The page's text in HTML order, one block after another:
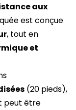
aux
est conçue
, tout en
et
(20 pieds),
peut être